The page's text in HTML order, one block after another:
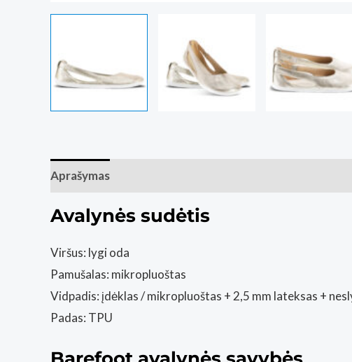
Aprašymas
Avalynės sudėtis
Viršus: lygi oda
Pamušalas: mikropluoštas
Vidpadis: įdėklas / mikropluoštas + 2,5 mm lateksas +
Padas: TPU